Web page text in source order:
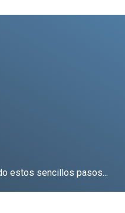
estos sencillos pasos...